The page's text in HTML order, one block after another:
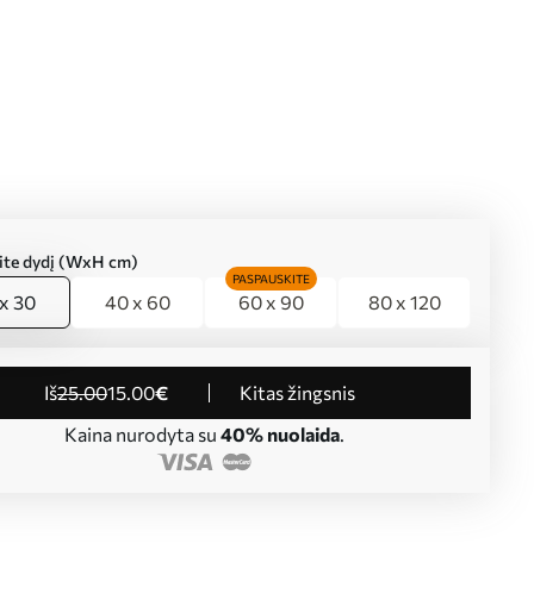
dydį (WxH cm)
30 40 x 60 60 x 90
PASPAUSKITE
80 x 120
iš25.0015.00€
Kitas žingsnis
Kaina nurodyta su 40% nuolaida.